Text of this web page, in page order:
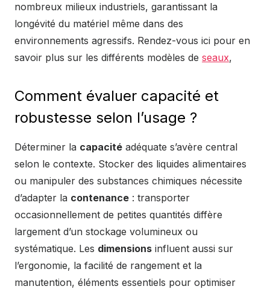
nombreux milieux industriels, garantissant la
longévité du matériel même dans des
environnements agressifs. Rendez-vous ici pour en
savoir plus sur les différents modèles de seaux,
Comment évaluer capacité et
robustesse selon l’usage ?
Déterminer la capacité adéquate s’avère central
selon le contexte. Stocker des liquides alimentaires
ou manipuler des substances chimiques nécessite
d’adapter la contenance : transporter
occasionnellement de petites quantités diffère
largement d’un stockage volumineux ou
systématique. Les dimensions influent aussi sur
l’ergonomie, la facilité de rangement et la
manutention, éléments essentiels pour optimiser